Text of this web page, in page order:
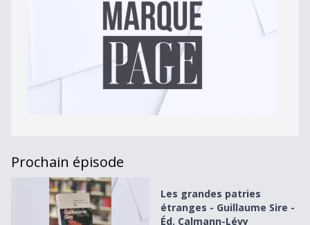
Prochain épisode
Les grandes patries étranges - Guillaume Sire - Éd.
Les grandes patries
étranges - Guillaume Sire -
Éd. Calmann-Lévy